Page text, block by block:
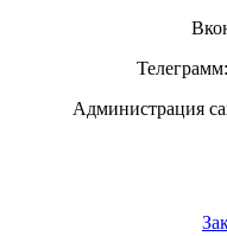
Телеграмм:
Администрация